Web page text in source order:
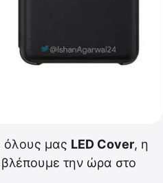
όλους μας LED Cover, η
βλέπουμε την ώρα στο